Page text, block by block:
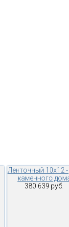
Ленточный 10х12 -
каменного
380 639 руб.